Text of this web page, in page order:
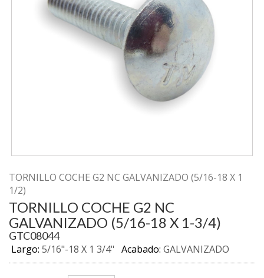
TORNILLO COCHE G2 NC GALVANIZADO (5/16-18 X 1
1/2)
TORNILLO COCHE G2 NC
GALVANIZADO (5/16-18 X 1-3/4)
GTC08044
Largo: 5/16"-18 X 1 3/4" Acabado: GALVANIZADO